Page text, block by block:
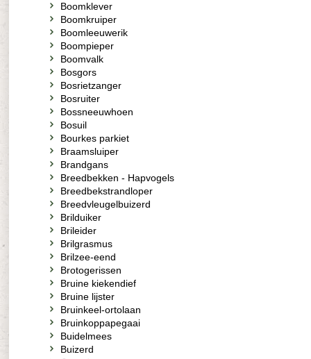
Boomklever
Boomkruiper
Boomleeuwerik
Boompieper
Boomvalk
Bosgors
Bosrietzanger
Bosruiter
Bossneeuwhoen
Bosuil
Bourkes parkiet
Braamsluiper
Brandgans
Breedbekken - Hapvogels
Breedbekstrandloper
Breedvleugelbuizerd
Brilduiker
Brileider
Brilgrasmus
Brilzee-eend
Brotogerissen
Bruine kiekendief
Bruine lijster
Bruinkeel-ortolaan
Bruinkoppapegaai
Buidelmees
Buizerd